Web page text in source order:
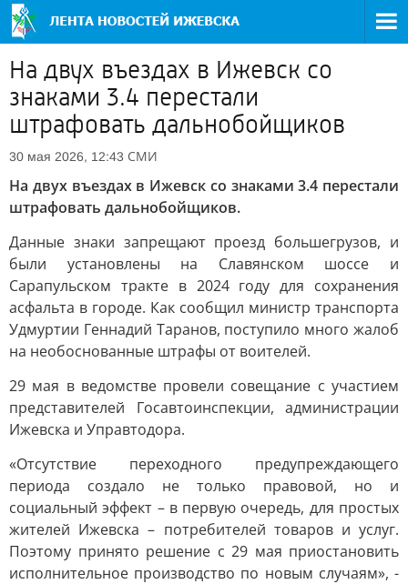
На двух въездах в Ижевск со
знаками 3.4 перестали
штрафовать дальнобойщиков
30 мая 2026, 12:43 СМИ
На двух въездах в Ижевск со знаками 3.4 перестали
штрафовать дальнобойщиков.
Данные знаки запрещают проезд большегрузов, и
были установлены на Славянском шоссе и
Сарапульском тракте в 2024 году для сохранения
асфальта в городе. Как сообщил министр транспорта
Удмуртии Геннадий Таранов, поступило много жалоб
на необоснованные штрафы от воителей.
29 мая в ведомстве провели совещание с участием
представителей Госавтоинспекции, администрации
Ижевска и Управтодора.
«Отсутствие переходного предупреждающего
периода создало не только правовой, но и
социальный эффект – в первую очередь, для простых
жителей Ижевска – потребителей товаров и услуг.
Поэтому принято решение с 29 мая приостановить
исполнительное производство по новым случаям», -